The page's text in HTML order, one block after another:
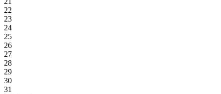
22
23
24
25
26
27
28
29
30
31